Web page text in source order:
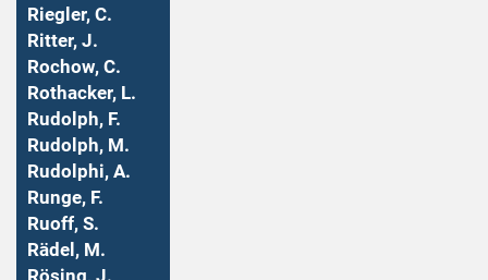
Riegler, C.
Ritter, J.
Rochow, C.
Rothacker, L.
Rudolph, F.
Rudolph, M.
Rudolphi, A.
Runge, F.
Ruoff, S.
Rädel, M.
Rösing, J.